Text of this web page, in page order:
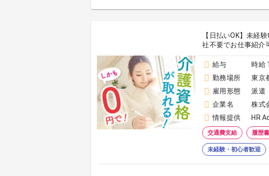
【日払いOK】未経
社不要でお仕事紹介
給与
時給
勤務場所
東京
雇用形態
派遣
企業名
株式
情報提供
HR
交通費支給 履歴
未経験・初心者歓迎